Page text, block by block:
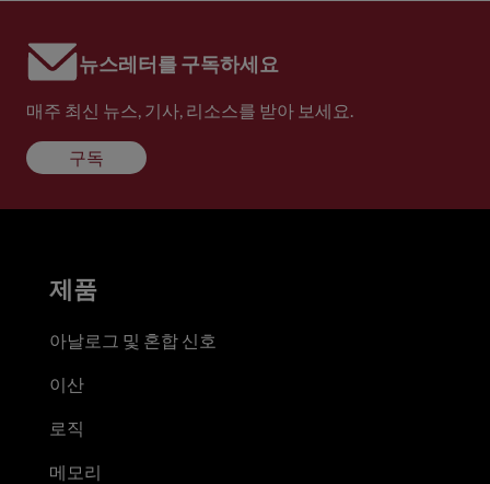
뉴스레터를 구독하세요
매주 최신 뉴스, 기사, 리소스를 받아 보세요.
구독
제품
아날로그 및 혼합 신호
이산
로직
메모리